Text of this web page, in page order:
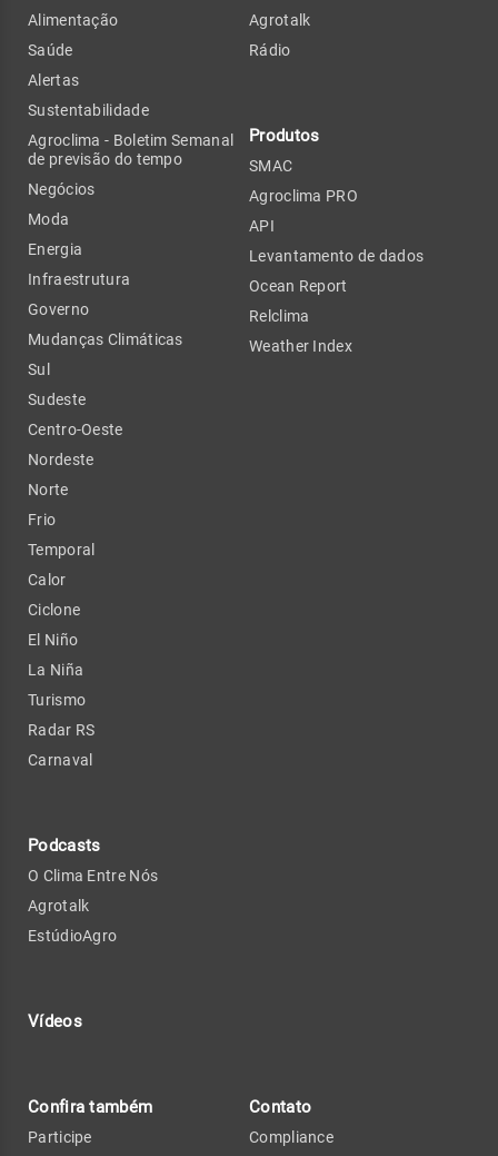
Alimentação
Saúde
Alertas
Sustentabilidade
Agroclima - Boletim Semanal
de previsão do tempo
Negócios
Moda
Energia
Infraestrutura
Governo
Mudanças Climáticas
Sul
Sudeste
Centro-Oeste
Nordeste
Norte
Frio
Temporal
Calor
Ciclone
El Niño
La Niña
Turismo
Radar RS
Carnaval
Podcasts
O Clima Entre Nós
Agrotalk
EstúdioAgro
Vídeos
Agrotalk
Rádio
Produtos
SMAC
Agroclima PRO
API
Levantamento de dados
Ocean Report
Relclima
Weather Index
Confira também
Participe
Contato
Compliance